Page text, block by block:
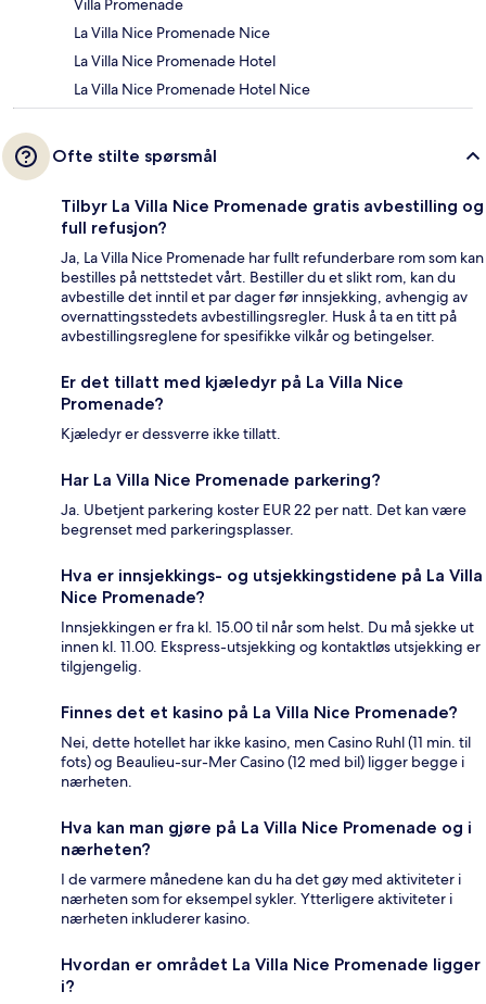
Villa Promenade
La Villa Nice Promenade Nice
La Villa Nice Promenade Hotel
La Villa Nice Promenade Hotel Nice
Ofte stilte spørsmål
Tilbyr La Villa Nice Promenade gratis avbestilling og
full refusjon?
Ja, La Villa Nice Promenade har fullt refunderbare rom som kan
bestilles på nettstedet vårt. Bestiller du et slikt rom, kan du
avbestille det inntil et par dager før innsjekking, avhengig av
overnattingsstedets avbestillingsregler. Husk å ta en titt på
avbestillingsreglene for spesifikke vilkår og betingelser.
Er det tillatt med kjæledyr på La Villa Nice
Promenade?
Kjæledyr er dessverre ikke tillatt.
Har La Villa Nice Promenade parkering?
Ja. Ubetjent parkering koster EUR 22 per natt. Det kan være
begrenset med parkeringsplasser.
Hva er innsjekkings- og utsjekkingstidene på La Villa
Nice Promenade?
Innsjekkingen er fra kl. 15.00 til når som helst. Du må sjekke ut
innen kl. 11.00. Ekspress-utsjekking og kontaktløs utsjekking er
tilgjengelig.
Finnes det et kasino på La Villa Nice Promenade?
Nei, dette hotellet har ikke kasino, men Casino Ruhl (11 min. til
fots) og Beaulieu-sur-Mer Casino (12 med bil) ligger begge i
nærheten.
Hva kan man gjøre på La Villa Nice Promenade og i
nærheten?
I de varmere månedene kan du ha det gøy med aktiviteter i
nærheten som for eksempel sykler. Ytterligere aktiviteter i
nærheten inkluderer kasino.
Hvordan er området La Villa Nice Promenade ligger
i?